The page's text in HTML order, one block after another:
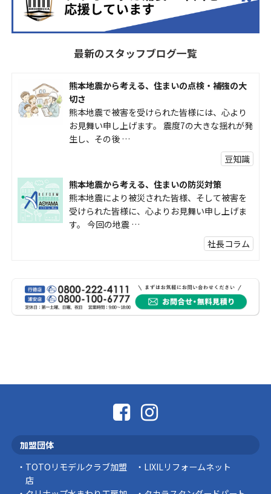
最新のスタッフブログ一覧
熊本地震から考える、住まいの点検・補強の大
切さ
熊本地震で被害を受けられた皆様には、心より
お見舞い申し上げます。 震度7の大きな揺れが発
生し、その後 …
豆知識
熊本地震から考える、住まいの防災対策
熊本地震により被災された皆様、そして被害を
受けられた皆様に、心よりお見舞い申し上げま
す。 今回の地震 …
社長コラム
外壁の色あせやひび割れが気になり始めると、
「そろそろ塗り替えが必要かな？」 「訪問営業
に勧められた …
中にインターホンが鳴っていた… 宅配便を受 …
加盟団体
TOTOリモデルクラブ加盟
店
LIXILリフォームネット